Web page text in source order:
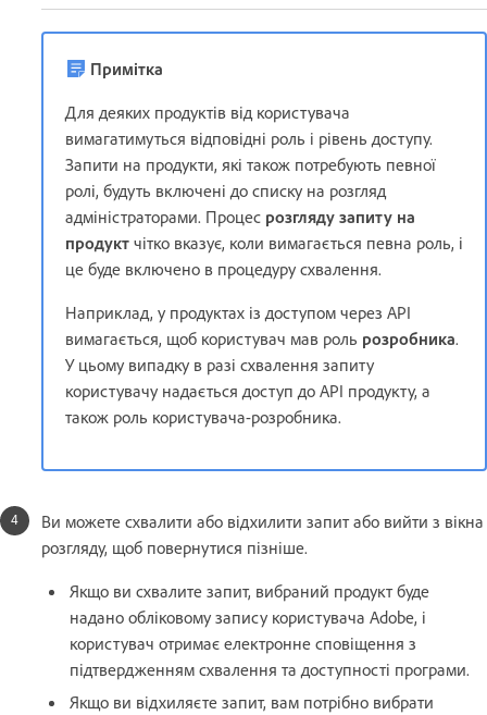
Примітка
Для деяких продуктів від користувача
вимагатимуться відповідні роль і рівень доступу.
Запити на продукти, які також потребують певної
ролі, будуть включені до списку на розгляд
адміністраторами. Процес розгляду запиту на
продукт чітко вказує, коли вимагається певна роль, і
це буде включено в процедуру схвалення.
Наприклад, у продуктах із доступом через API
вимагається, щоб користувач мав роль розробника.
У цьому випадку в разі схвалення запиту
користувачу надається доступ до API продукту, а
також роль користувача-розробника.
Ви можете схвалити або відхилити запит або вийти з вікна
розгляду, щоб повернутися пізніше.
Якщо ви схвалите запит, вибраний продукт буде
надано обліковому запису користувача Adobe, і
користувач отримає електронне сповіщення з
підтвердженням схвалення та доступності програми.
Якщо ви відхиляєте запит, вам потрібно вибрати